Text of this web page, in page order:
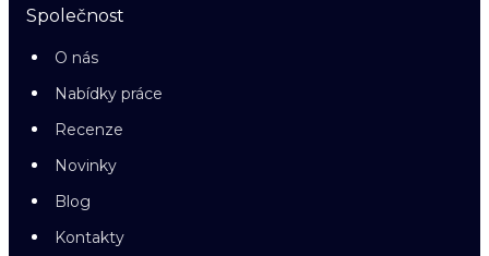
Společnost
O nás
Nabídky práce
Recenze
Novinky
Blog
Kontakty